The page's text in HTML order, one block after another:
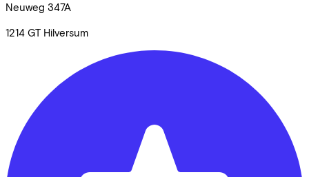
Neuweg 347A
1214 GT Hilversum